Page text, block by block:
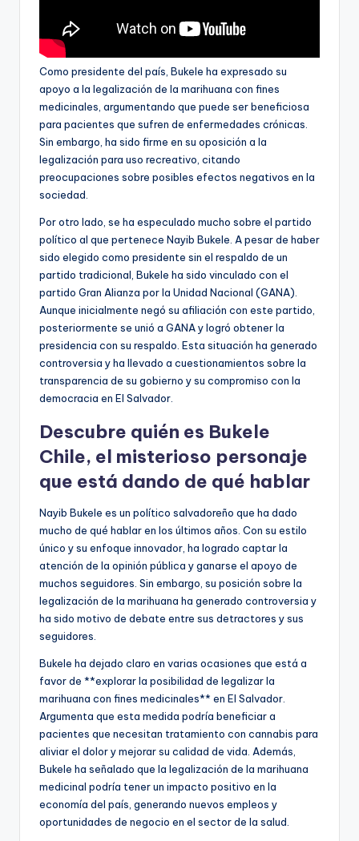
Como presidente del país, Bukele ha expresado su
apoyo a la legalización de la marihuana con fines
medicinales, argumentando que puede ser beneficiosa
para pacientes que sufren de enfermedades crónicas.
Sin embargo, ha sido firme en su oposición a la
legalización para uso recreativo, citando
preocupaciones sobre posibles efectos negativos en la
sociedad.
Por otro lado, se ha especulado mucho sobre el partido
político al que pertenece Nayib Bukele. A pesar de haber
sido elegido como presidente sin el respaldo de un
partido tradicional, Bukele ha sido vinculado con el
partido Gran Alianza por la Unidad Nacional (GANA).
Aunque inicialmente negó su afiliación con este partido,
posteriormente se unió a GANA y logró obtener la
presidencia con su respaldo. Esta situación ha generado
controversia y ha llevado a cuestionamientos sobre la
transparencia de su gobierno y su compromiso con la
democracia en El Salvador.
Descubre quién es Bukele
Chile, el misterioso personaje
que está dando de qué hablar
Nayib Bukele es un político salvadoreño que ha dado
mucho de qué hablar en los últimos años. Con su estilo
único y su enfoque innovador, ha logrado captar la
atención de la opinión pública y ganarse el apoyo de
muchos seguidores. Sin embargo, su posición sobre la
legalización de la marihuana ha generado controversia y
ha sido motivo de debate entre sus detractores y sus
seguidores.
Bukele ha dejado claro en varias ocasiones que está a
favor de **explorar la posibilidad de legalizar la
marihuana con fines medicinales** en El Salvador.
Argumenta que esta medida podría beneficiar a
pacientes que necesitan tratamiento con cannabis para
aliviar el dolor y mejorar su calidad de vida. Además,
Bukele ha señalado que la legalización de la marihuana
medicinal podría tener un impacto positivo en la
economía del país, generando nuevos empleos y
oportunidades de negocio en el sector de la salud.